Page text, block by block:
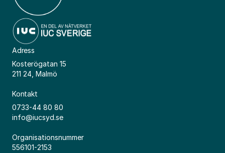
Adress
Kosterögatan 15
211 24, Malmö
Kontakt
0733-44 80 80
info@iucsyd.se
Organisationsnummer
556101-2153